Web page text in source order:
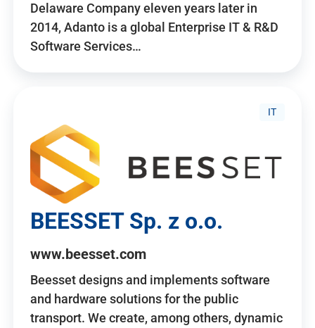
Delaware Company eleven years later in
2014, Adanto is a global Enterprise IT & R&D
Software Services…
IT
BEESSET Sp. z o.o.
www.beesset.com
Beesset designs and implements software
and hardware solutions for the public
transport. We create, among others, dynamic